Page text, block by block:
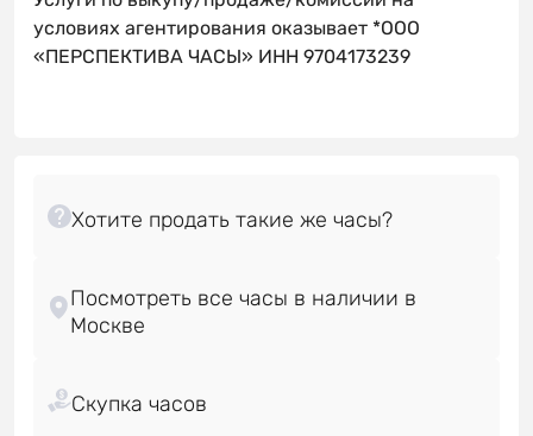
условиях агентирования оказывает *ООО
«ПЕРСПЕКТИВА ЧАСЫ» ИНН 9704173239
Посмотреть все часы в наличии в